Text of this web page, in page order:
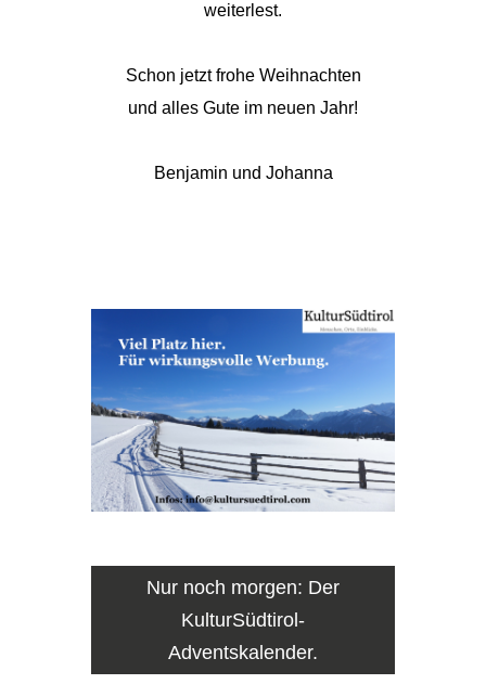
weiterlest.
Schon jetzt frohe Weihnachten
und alles Gute im neuen Jahr!
Benjamin und Johanna
Nur noch morgen: Der
KulturSüdtirol-
Adventskalender.